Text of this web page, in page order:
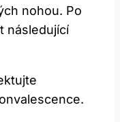
nohou. ⁤Po
následující